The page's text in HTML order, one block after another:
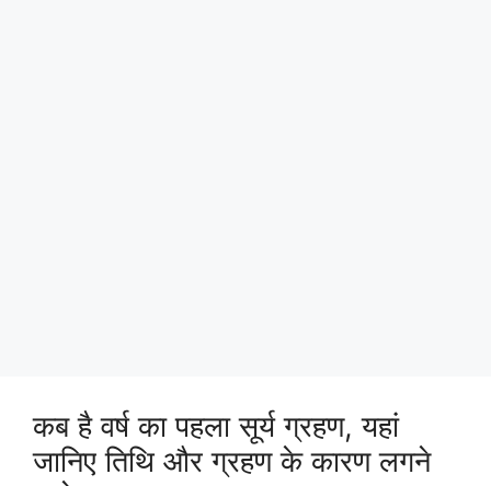
कब है वर्ष का पहला सूर्य ग्रहण, यहां
जानिए तिथि और ग्रहण के कारण लगने